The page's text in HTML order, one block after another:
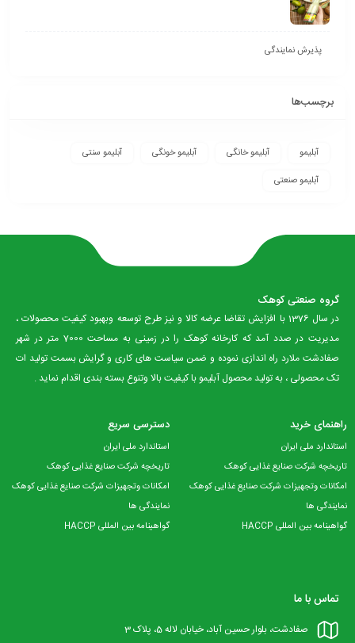
پذیرش نمایندگی
برچسب‌ها
آبلیمو آبلیمو خانگی آبلیمو خونگی
آبلیمو سنتی
آبلیمو صنعتی
گروه صنعتی کوهک
در سال 1376 با افزایش تقاضا عرضه کالا و نیز طرح توسعه وبهبود کیفیت محصولات ،
مدیریت در صدد آمد که کارخانه کوهک را در زمینی به مساحت 7000 متر در شهر
صفادشت ملارد راه اندازی نموده و ضمن سیاست های کاری و گرایش بسمت تولید ات
تک محصولی ، به تولید محصول آبلیمو با کیفیت بالا وتنوع بسته بندی اقدام نماید .
راهنمای خرید
استاندارد ملی ایران
تاریخچه شرکت صنایع غذایی کوهک
امکانات وتجهیزات شرکت صنایع غذایی کوهک
نمایندگی ها
گواهینامه بین المللی HACCP
دسترسی سریع
استاندارد ملی ایران
تاریخچه شرکت صنایع غذایی کوهک
امکانات وتجهیزات شرکت صنایع غذایی کوهک
نمایندگی ها
گواهینامه بین المللی HACCP
تماس با ما
صفادشت، بلوار حسین آباد، خیابان لاله 5، پلاک 3